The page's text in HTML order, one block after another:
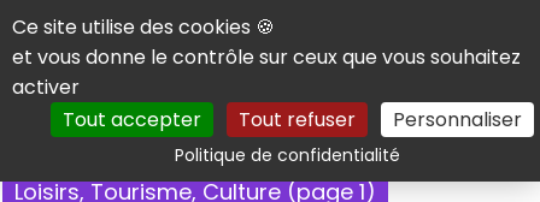
Panneau de gestion des cookies
Ce site utilise des cookies 🍪
et vous donne le contrôle sur ceux que vous souhaitez
activer
Tout accepter
Tout refuser Personnaliser
Politique de confidentialitéRechercher
Loisirs, Tourisme, Culture (page 1)